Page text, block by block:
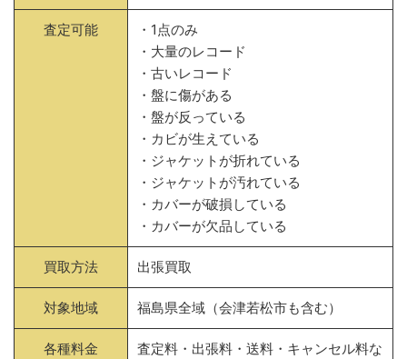
査定可能
・1点のみ
・大量のレコード
・古いレコード
・盤に傷がある
・盤が反っている
・カビが生えている
・ジャケットが折れている
・ジャケットが汚れている
・カバーが破損している
・カバーが欠品している
買取方法 出張買取
対象地域 福島県全域（会津若松市も含む）
各種料金
査定料・出張料・送料・キャンセル料な